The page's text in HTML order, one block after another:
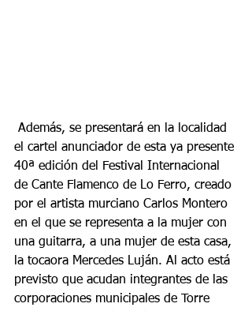
el cartel anunciador de esta ya presente
40ª edición del Festival Internacional
de Cante Flamenco de Lo Ferro, creado
por el artista murciano Carlos Montero
en el que se representa a la mujer con
una guitarra, a una mujer de esta casa,
la tocaora Mercedes Luján. Al acto está
previsto que acudan integrantes de las
corporaciones municipales de Torre